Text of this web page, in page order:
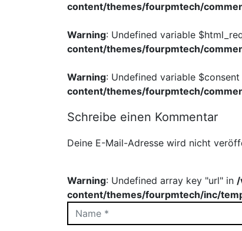
content/themes/fourpmtech/
Warning: Undefined variable
content/themes/fourpmtech/
Warning: Undefined variable $consent
content/themes/fourpmtech/
Schreibe einen Kommentar
Deine E-Mail-Adresse wird nicht
Warning: Undefined array key "url" in /
content/themes/fourpmtech/inc/